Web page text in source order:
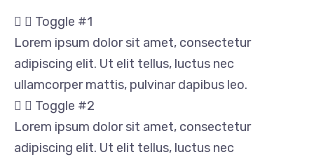
Toggle #1
Lorem ipsum dolor sit amet, consectetur
adipiscing elit. Ut elit tellus, luctus nec
ullamcorper mattis, pulvinar dapibus leo.
Toggle #2
Lorem ipsum dolor sit amet, consectetur
adipiscing elit. Ut elit tellus, luctus nec